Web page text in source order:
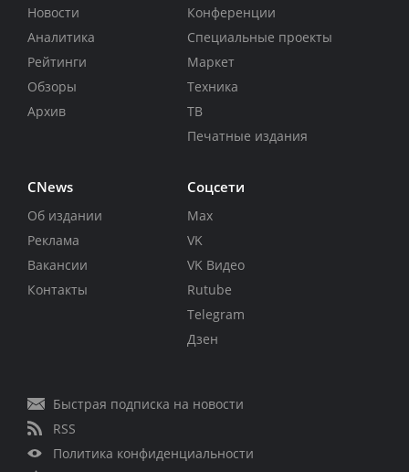
Новости
Аналитика
Рейтинги
Обзоры
Архив
Конференции
Специальные проекты
Маркет
Техника
ТВ
Печатные издания
CNews
Об издании
Реклама
Вакансии
Контакты
Соцсети
Max
VK
VK Видео
Rutube
Telegram
Дзен
Быстрая подписка на новости
RSS
Политика конфиденциальности